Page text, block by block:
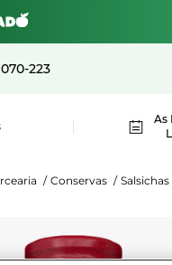
223
As
/ Conservas / Salsichas